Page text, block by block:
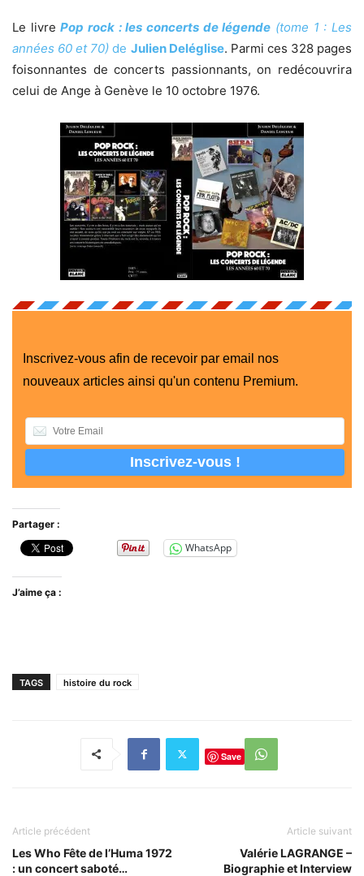
Le livrePop rock : les concerts de légende (tome 1 : Les
années 60 et 70) de Julien Deléglise. Parmi ces 328 pages
foisonnantes de concerts passionnants, on redécouvrira
celui de Ange à Genève le 10 octobre 1976.
Inscrivez-vous afin de recevoir par email nos
nouveaux articles ainsi qu'un contenu Premium.
Partager :
WhatsApp
J’aime ça :
TAGS histoire du rock
Save
Article précédent
Les Who Fête de l’Huma 1972
: un concert saboté…
Article suivant
Valérie LAGRANGE –
Biographie et Interview